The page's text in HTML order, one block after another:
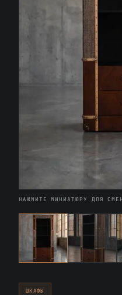
НАЖМИТЕ МИНИАТЮРУ ДЛЯ
ШКАФЫ